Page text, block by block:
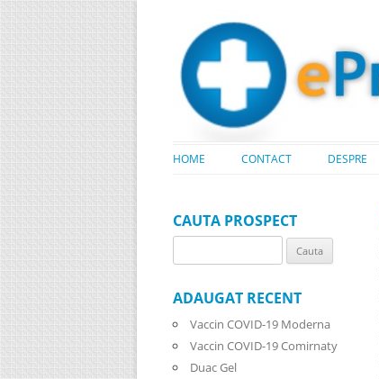
HOME CONTACT DESPRE
CAUTA PROSPECT
for:
ADAUGAT RECENT
Vaccin COVID-19 Moderna
Vaccin COVID-19 Comirnaty
Duac Gel